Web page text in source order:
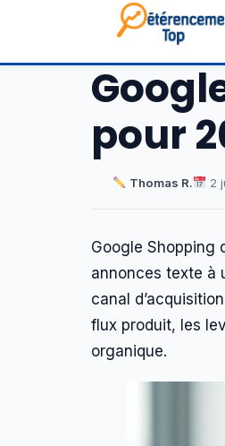
pour
Thomas R. 2
Google Shopping
annonces texte à
canal
flux produit, les
organique.